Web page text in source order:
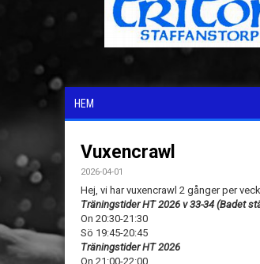
HEM
Vuxencrawl
2026-04-01
Hej, vi har vuxencrawl 2 gånger per
Träningstider HT 2026 v 33-34 (Badet
On 20:30-21:30
Sö 19:45-20:45
Träningstider HT 2026
On 21:00-22:00